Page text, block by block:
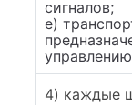
сигналов;
е)
4) каждые